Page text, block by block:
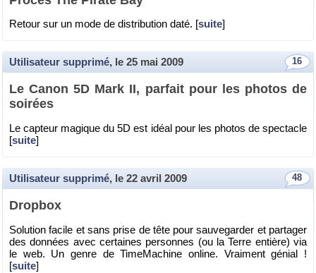
Re­tour sur un mode de dis­tri­bu­tion daté. [suite]
16
Utilisateur supprimé, le 25 mai 2009
Le Canon 5D Mark II, par­fait pour les pho­tos de
soi­rées
Le cap­teur ma­gique du 5D est idéal pour les pho­tos de spec­tacle
[suite]
48
Utilisateur supprimé, le 22 avril 2009
Drop­box
So­lu­tion fa­cile et sans prise de tête pour sau­ve­gar­der et par­ta­ger
des don­nées avec cer­taines per­sonnes (ou la Terre en­tière) via
le web. Un genre de Ti­me­Ma­chine on­line. Vrai­ment gé­nial !
[suite]